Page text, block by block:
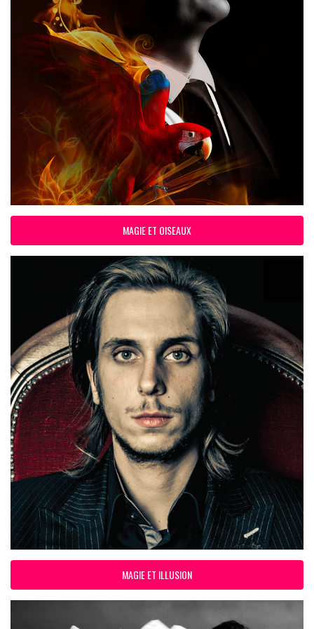
MAGIE ET OISEAUX
MAGIE ET ILLUSION